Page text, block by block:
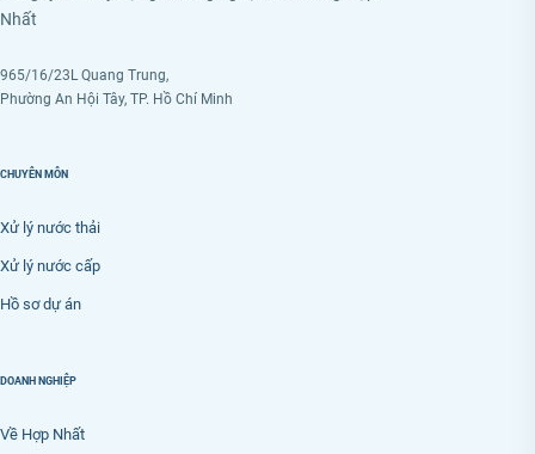
Nhất
965/16/23L Quang Trung,
Phường An Hội Tây, TP. Hồ Chí Minh
CHUYÊN MÔN
Xử lý nước thải
Xử lý nước cấp
Hồ sơ dự án
DOANH NGHIỆP
Về Hợp Nhất